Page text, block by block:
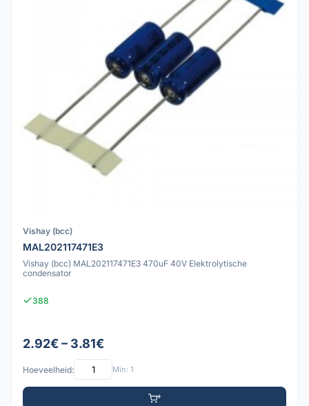
Vishay (bcc)
MAL202117471E3
Vishay (bcc) MAL202117471E3 470uF 40V Elektrolytische
condensator
388
2.92€ – 3.81€
Hoeveelheid: Min: 1